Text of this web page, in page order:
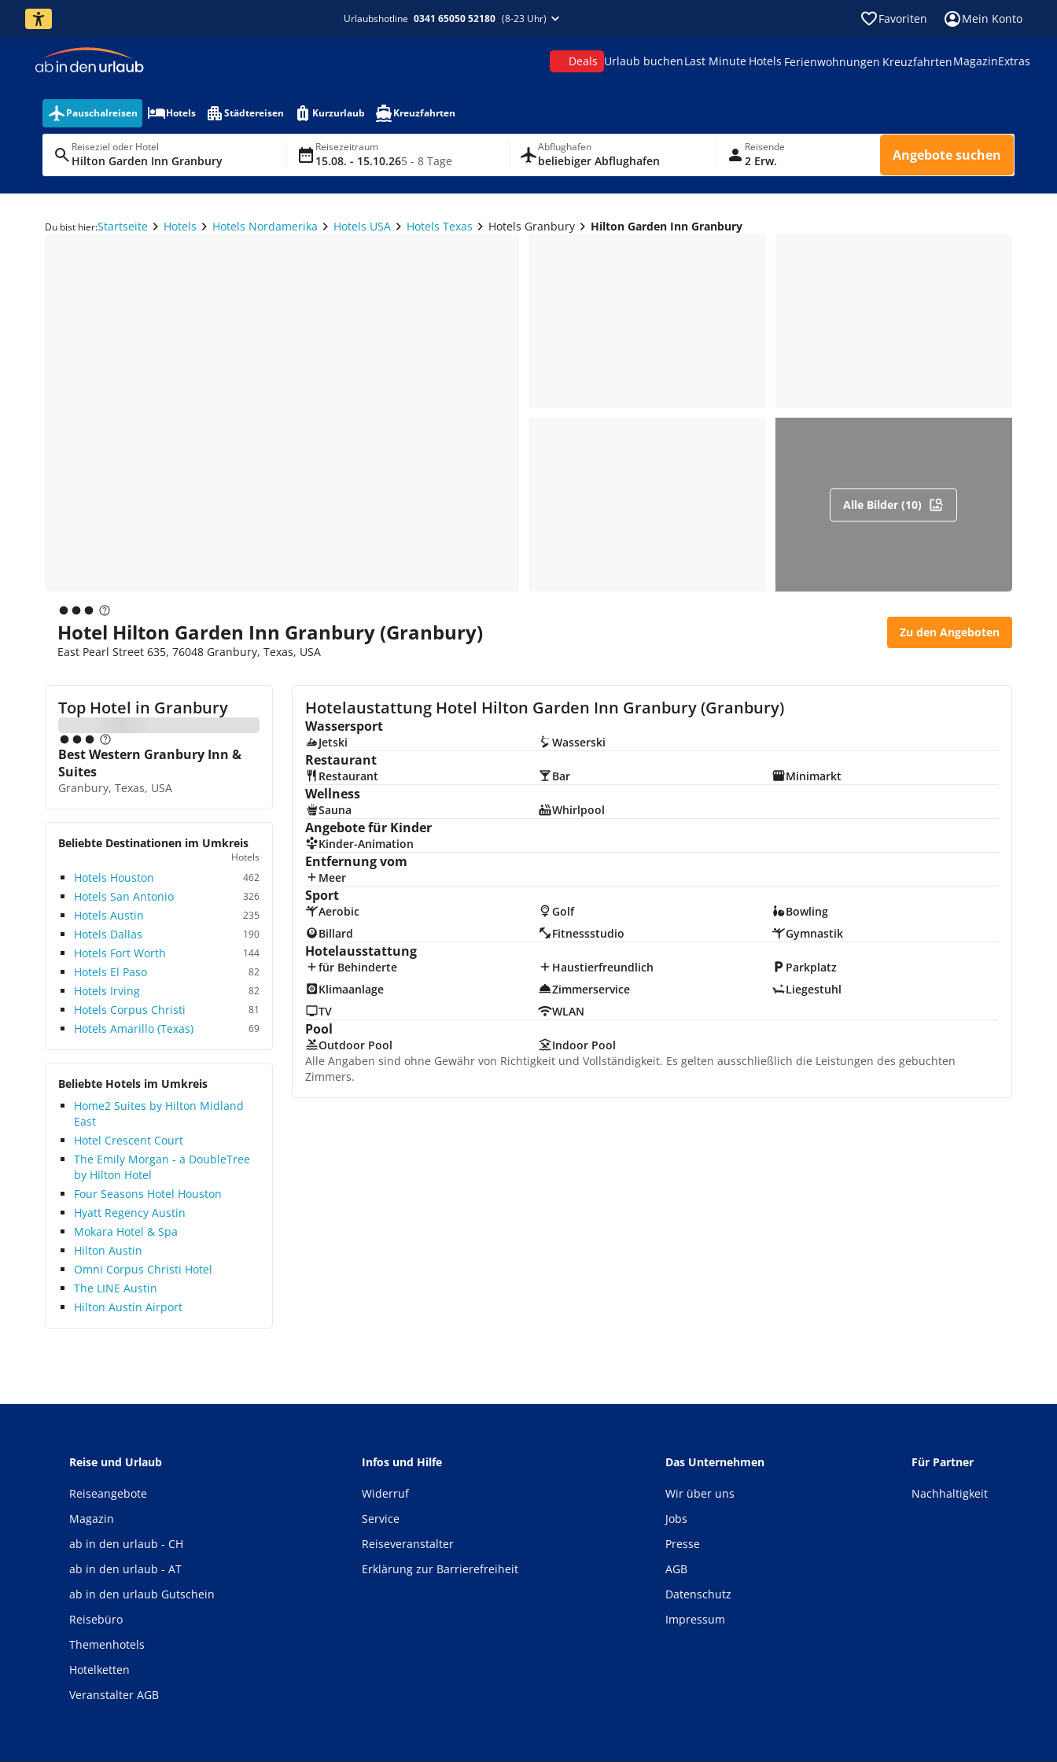
Urlaubshotline 0341 65050 52180 (8-23 Uhr) Favoriten Mein Konto
Deals Urlaub buchenLast Minute Hotels Ferienwohnungen KreuzfahrtenMagazinExtras
Pauschalreisen Hotels Städtereisen Kurzurlaub Kreuzfahrten
Reiseziel oder Hotel
Hilton Garden Inn Granbury
Reisezeitraum
15.08. - 15.10.265 - 8 Tage
Abflughafen
beliebiger Abflughafen
Reisende
2 Erw. Angebote suchen
Du bist hier:Startseite Hotels Hotels Nordamerika Hotels USA Hotels Texas Hotels Granbury Hilton Garden Inn Granbury
Alle Bilder (10)
Hotel Hilton Garden Inn Granbury (Granbury)
East Pearl Street 635, 76048 Granbury, Texas, USA
Zu den Angeboten
Top Hotel in Granbury
Best Western Granbury Inn &
Suites
Granbury, Texas, USA
Beliebte Destinationen im Umkreis
Hotels
Hotels Houston 462
Hotels San Antonio 326
Hotels Austin 235
Hotels Dallas 190
Hotels Fort Worth 144
Hotels El Paso 82
Hotels Irving 82
Hotels Corpus Christi 81
Hotels Amarillo (Texas) 69
Beliebte Hotels im Umkreis
Home2 Suites by Hilton Midland
East
Hotel Crescent Court
The Emily Morgan - a DoubleTree
by Hilton Hotel
Four Seasons Hotel Houston
Hyatt Regency Austin
Mokara Hotel & Spa
Hilton Austin
Omni Corpus Christi Hotel
The LINE Austin
Hilton Austin Airport
Hotelaustattung Hotel Hilton Garden Inn Granbury (Granbury)
Wassersport
Jetski Wasserski
Restaurant
Restaurant Bar Minimarkt
Wellness
Sauna Whirlpool
Angebote für Kinder
Kinder-Animation
Entfernung vom
Meer
Sport
Aerobic Golf
Bowling
Billard
Fitnessstudio Gymnastik
Hotelausstattung
für Behinderte Haustierfreundlich
Parkplatz
Klimaanlage
Zimmerservice
Liegestuhl
TV
WLAN
Pool
Outdoor Pool
Indoor Pool
Alle Angaben sind ohne Gewähr von Richtigkeit und Vollständigkeit. Es gelten ausschließlich die Leistungen des gebuchten
Zimmers.
Reise und Urlaub
Reiseangebote
Magazin
ab in den urlaub - CH
ab in den urlaub - AT
ab in den urlaub Gutschein
Reisebüro
Themenhotels
Hotelketten
Veranstalter AGB
Infos und Hilfe
Widerruf
Service
Reiseveranstalter
Erklärung zur Barrierefreiheit
Das Unternehmen
Wir über uns
Jobs
Presse
AGB
Datenschutz
Impressum
Für Partner
Nachhaltigkeit